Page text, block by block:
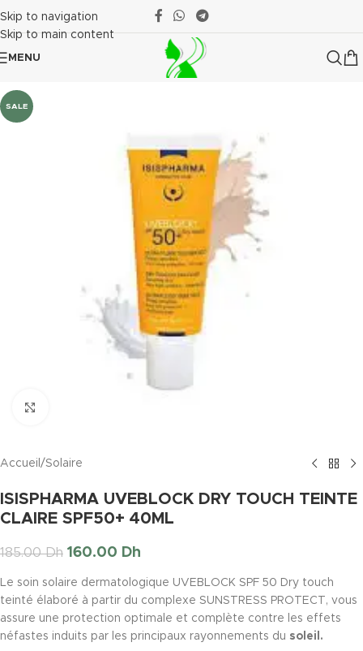
Skip to navigation
Skip to main content
MENU
SALE
Accueil /Solaire
ISISPHARMA UVEBLOCK DRY TOUCH TEINTE
CLAIRE SPF50+ 40ML
185.00Dh 160.00 Dh
Le soin solaire dermatologique UVEBLOCK SPF 50 Dry touch
teinté élaboré à partir du complexe SUNSTRESS PROTECT, vous
assure une protection optimale et complète contre les effets
néfastes induits par les principaux rayonnements du soleil.